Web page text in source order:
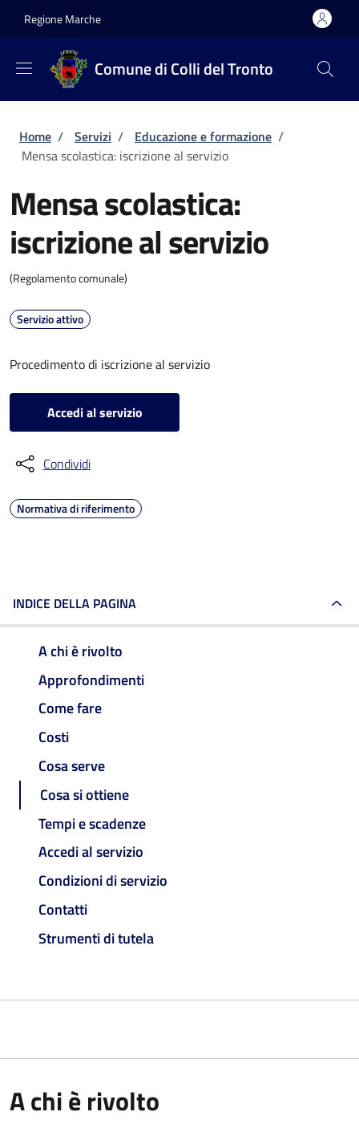
Regione Marche
Comune di Colli del Tronto
Briciole di pane
Home / Servizi / Educazione e formazione /
Mensa scolastica: iscrizione al servizio
Mensa scolastica:
iscrizione al servizio
(Regolamento comunale)
Servizio attivo
Procedimento di iscrizione al servizio
Accedi al servizio
Condividi
Normativa di riferimento
INDICE DELLA PAGINA
A chi è rivolto
Approfondimenti
Come fare
Costi
Cosa serve
Cosa si ottiene
Tempi e scadenze
Accedi al servizio
Condizioni di servizio
Contatti
Strumenti di tutela
A chi è rivolto